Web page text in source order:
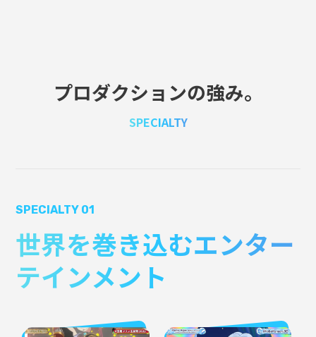
プロダクションの強み。
SPECIALTY
SPECIALTY 01
世界を巻き込むエンター
テインメント